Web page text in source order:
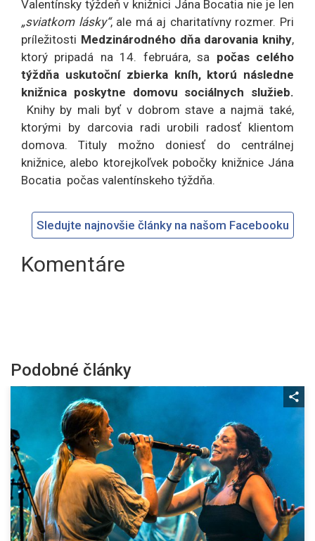
Valentínsky týždeň v knižnici Jána Bocatia nie je len
„sviatkom lásky“, ale má aj charitatívny rozmer. Pri
príležitosti Medzinárodného dňa darovania knihy,
ktorý pripadá na 14. februára, sa počas celého
týždňa uskutoční zbierka kníh, ktorú následne
knižnica poskytne domovu sociálnych služieb.
Knihy by mali byť v dobrom stave a najmä také,
ktorými by darcovia radi urobili radosť klientom
domova. Tituly možno doniesť do centrálnej
knižnice, alebo ktorejkoľvek pobočky knižnice Jána
Bocatia počas valentínskeho týždňa.
Sledujte najnovšie články na našom Facebooku
Komentáre
Podobné články